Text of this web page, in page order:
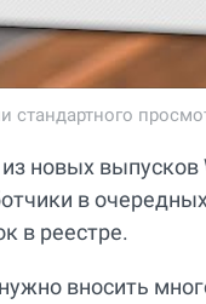
стандартного
новых выпусков
в
в реестре.
вносить